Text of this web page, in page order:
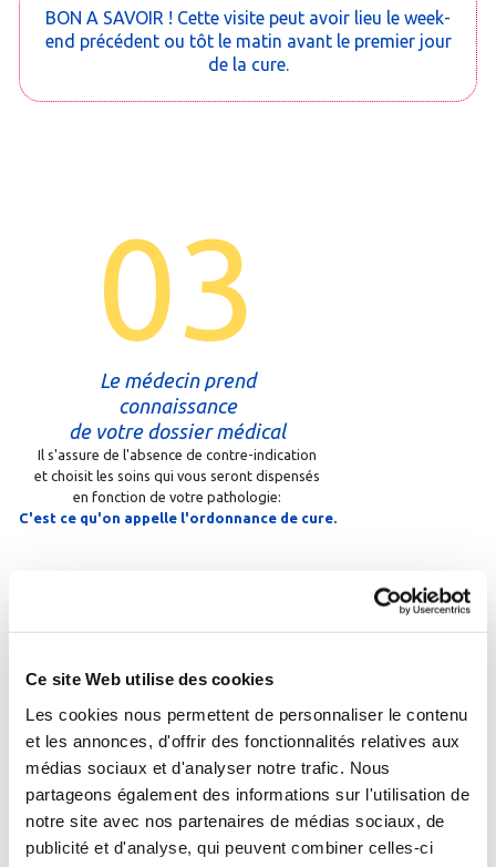
Ce site Web utilise des cookies
Les cookies nous permettent de personnaliser le contenu
et les annonces, d'offrir des fonctionnalités relatives aux
médias sociaux et d'analyser notre trafic. Nous
partageons également des informations sur l'utilisation de
notre site avec nos partenaires de médias sociaux, de
publicité et d'analyse, qui peuvent combiner celles-ci
BON A SAVOIR ! Cette visite peut avoir lieu le week-
end précédent ou tôt le matin avant le premier jour
de la cure.
03
Le médecin prend
connaissance
de votre dossier médical
Il s'assure de l'absence de contre-indication
et choisit les soins qui vous seront dispensés
en fonction de votre pathologie:
C'est ce qu'on appelle l'ordonnance de cure.
04
La cure peut commencer !
l'établissement établit votre planning détaillé.
Il comprend l'horaire de vos soins et rythmera